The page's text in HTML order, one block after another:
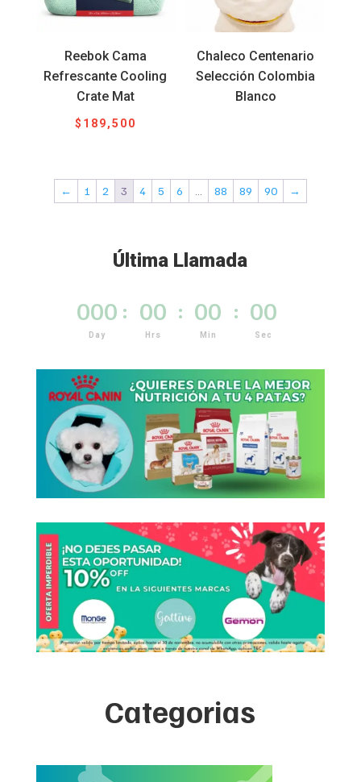
Reebok Cama
Refrescante Cooling
Crate Mat
$ 189,500
Chaleco Centenario
Selección Colombia
Blanco
← 1 2 3 4 5 6 … 88 89 90 →
Última Llamada
000
Day
: 00
Hrs
: 00
Min
: 00
Sec
Categorias